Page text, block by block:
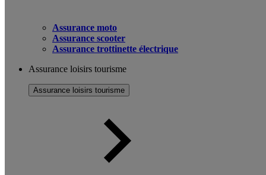
Assurance moto
Assurance scooter
Assurance trottinette électrique
Assurance loisirs tourisme
Assurance loisirs tourisme